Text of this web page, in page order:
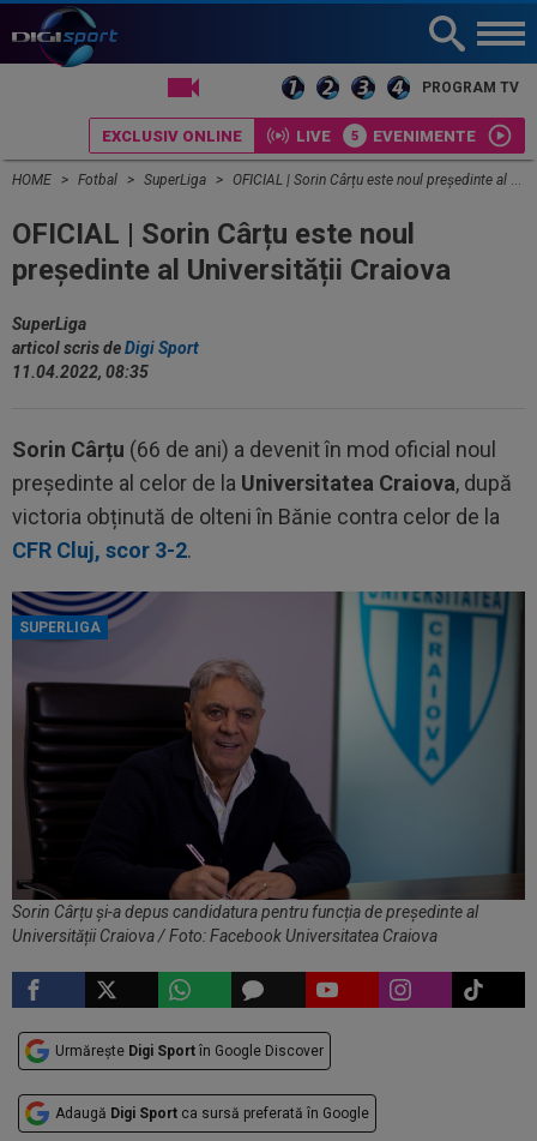
PROGRAM TV
EXCLUSIV ONLINE LIVE EVENIMENTE
HOME Fotbal SuperLiga OFICIAL | Sorin Cârțu este noul președinte al Universității Craiova
OFICIAL | Sorin Cârțu este noul
președinte al Universității Craiova
SuperLiga
articol scris deDigi Sport
11.04.2022, 08:35
Sorin Cârțu (66 de ani) a devenit în mod oficial noul
președinte al celor de la Universitatea Craiova, după
victoria obținută de olteni în Bănie contra celor de la
CFR Cluj, scor 3-2.
SUPERLIGA
Sorin Cârțu și-a depus candidatura pentru funcția de președinte al
Universității Craiova / Foto: Facebook Universitatea Craiova
Urmărește Digi Sport în Google Discover
Adaugă Digi Sport ca sursă preferată în Google